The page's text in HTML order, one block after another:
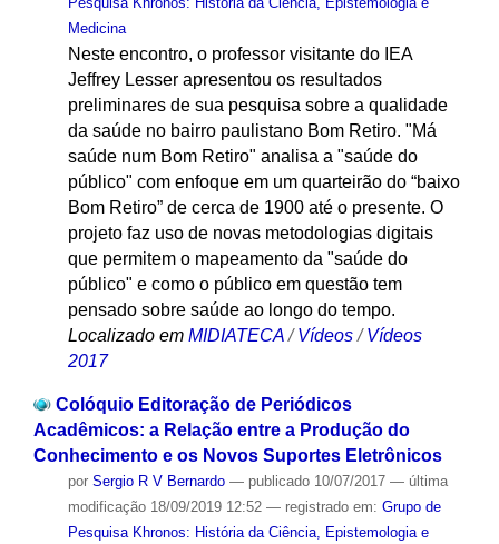
Medicina
Neste encontro, o professor visitante do IEA
Jeffrey Lesser apresentou os resultados
preliminares de sua pesquisa sobre a qualidade
da saúde no bairro paulistano Bom Retiro. "Má
saúde num Bom Retiro" analisa a "saúde do
público" com enfoque em um quarteirão do “baixo
Bom Retiro” de cerca de 1900 até o presente. O
projeto faz uso de novas metodologias digitais
que permitem o mapeamento da "saúde do
público" e como o público em questão tem
pensado sobre saúde ao longo do tempo.
Localizado em MIDIATECA /Vídeos /Vídeos
2017
Colóquio Editoração de Periódicos
Acadêmicos: a Relação entre a Produção do
Conhecimento e os Novos Suportes Eletrônicos
por Sergio R V Bernardo — publicado10/07/2017 — última
modificação18/09/2019 12:52 — registrado em: Grupo de
Pesquisa Khronos: História da Ciência, Epistemologia e